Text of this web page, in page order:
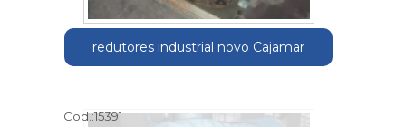
redutores industrial novo Cajamar
Cod.:15391